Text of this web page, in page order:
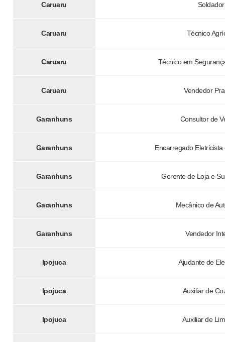
Caruaru Soldador
Caruaru Técnico
Caruaru Técnico em
Caruaru Vendedor
Garanhuns Consultor de
Garanhuns Encarregado
Garanhuns Gerente de Loja e
Garanhuns Mecânico de
Garanhuns Vendedor
Ipojuca Ajudante de
Ipojuca Auxiliar de
Ipojuca Auxiliar de